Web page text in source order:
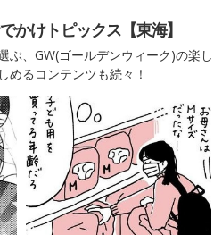
かけトピックス【東海】
ぶ、GW(ゴールデンウィーク)の楽し
めるコンテンツも続々！